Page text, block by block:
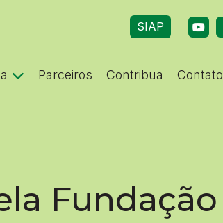
SIAP
Parceiros Contribua Contato
Fundação